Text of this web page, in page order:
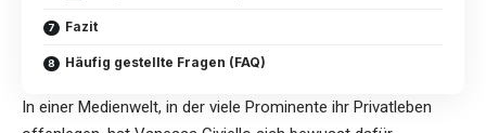
Fazit
Häufig gestellte Fragen (FAQ)
In einer Medienwelt, in der viele Prominente ihr Privatleben